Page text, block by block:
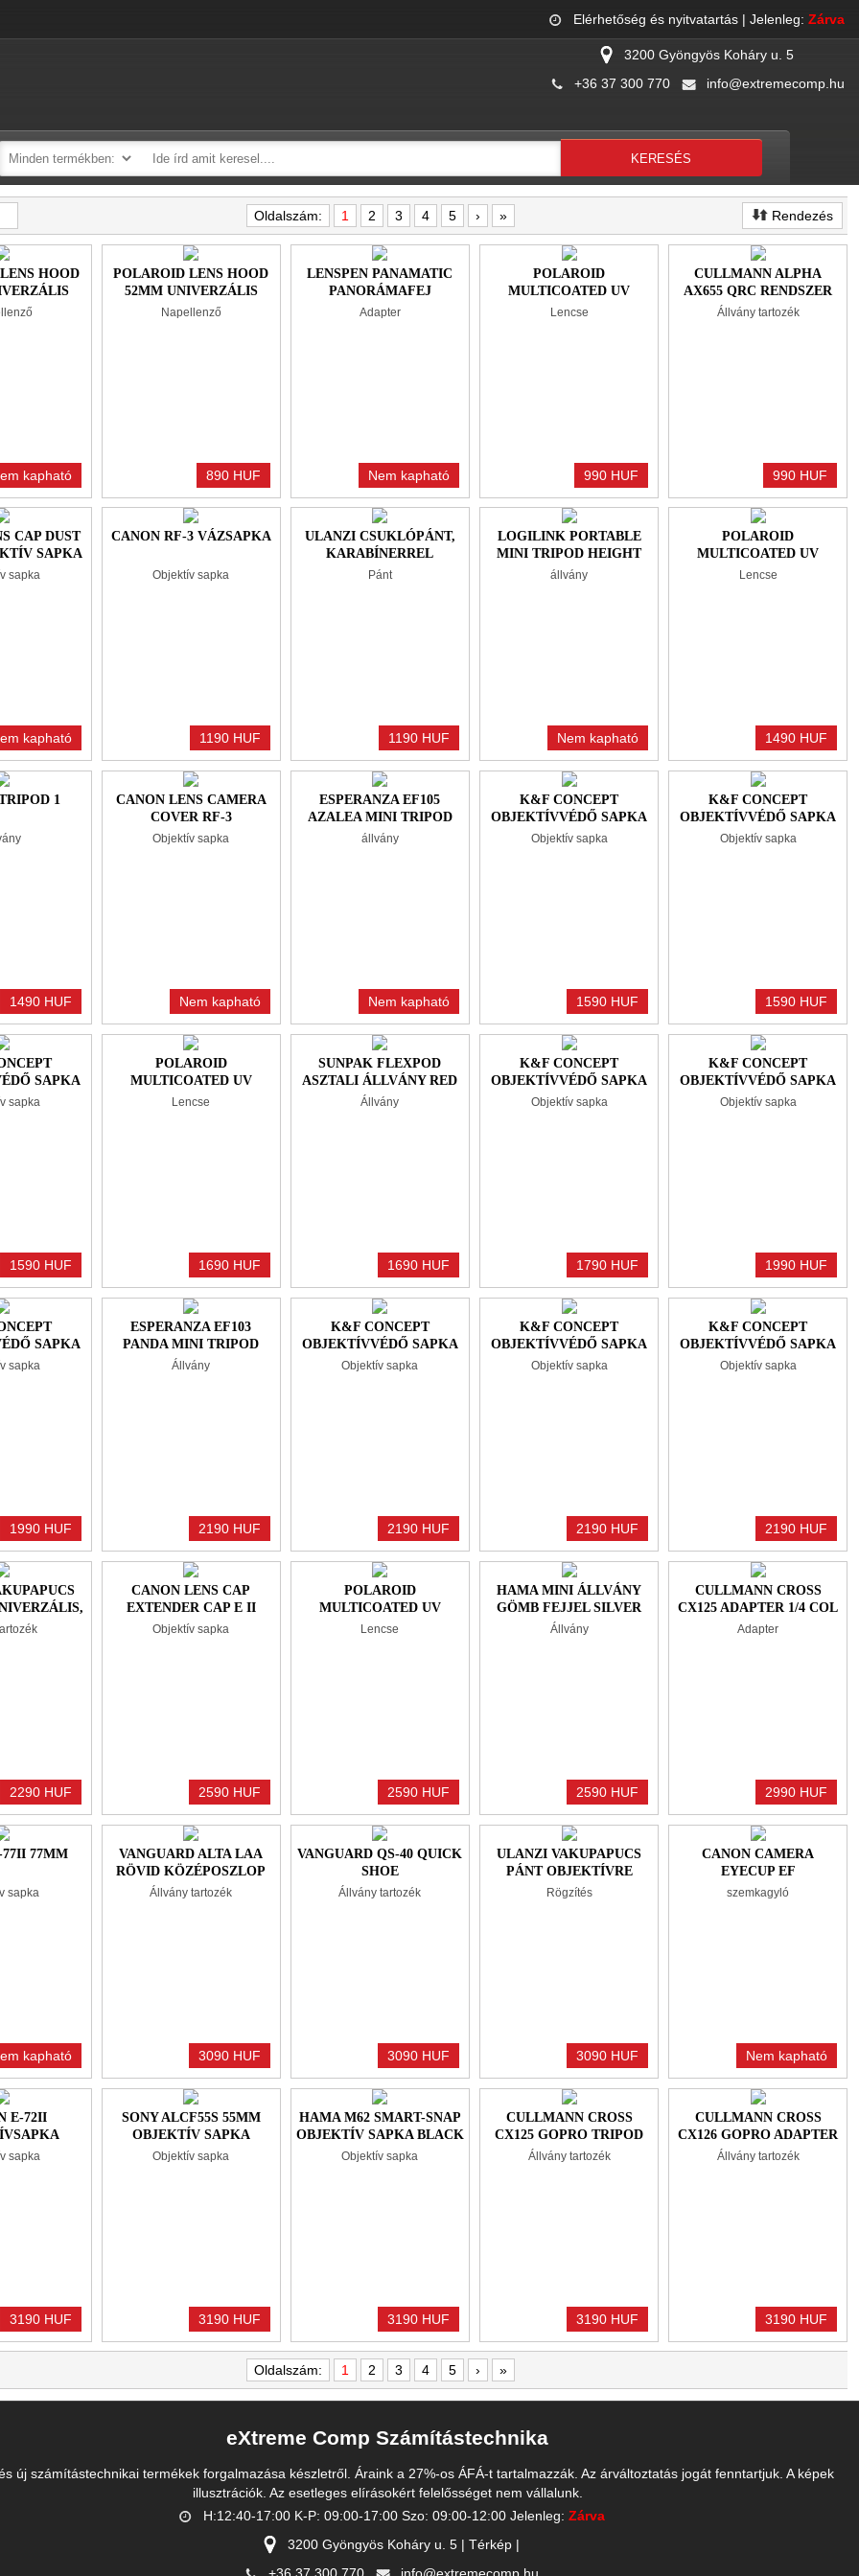
Elérhetőség és nyitvatartás | Jelenleg: Zárva
3200 Gyöngyös Koháry u. 5
+36 37 300 770
info@extremecomp.hu
Oldalszám: 1 2 3 4 5 › » Rendezés
HOOD
kapható
POLAROID LENS HOOD
52MM UNIVERZÁLIS
NAPELLENZŐ
Napellenző
890 HUF
LENSPEN PANAMATIC
PANORÁMAFEJ
Adapter
Nem kapható
POLAROID
MULTICOATED UV
SZŰRŐ 37 MM
Lencse
990 HUF
CULLMANN ALPHA
AX655 QRC RENDSZER
CSERETALP
Állvány tartozék
990 HUF
CAP DUST
SAPKA
sapka
kapható
CANON RF-3 VÁZSAPKA
Objektív sapka
1190 HUF
ULANZI CSUKLÓPÁNT,
KARABÍNERREL
Pánt
1190 HUF
LOGILINK PORTABLE
MINI TRIPOD HEIGHT
ADJUSTABLE 360°
állvány
Nem kapható
POLAROID
MULTICOATED UV
SZŰRŐ 62 MM
Lencse
1490 HUF
1
1490 HUF
CANON LENS CAMERA
COVER RF-3
FÉNYKÉPEZŐGÉP
Objektív sapka
Nem kapható
ESPERANZA EF105
AZALEA MINI TRIPOD
BLACK
állvány
Nem kapható
K&F CONCEPT
OBJEKTÍVVÉDŐ SAPKA
ZSINÓRRAL +
Objektív sapka
1590 HUF
K&F CONCEPT
OBJEKTÍVVÉDŐ SAPKA
ZSINÓRRAL +
Objektív sapka
1590 HUF
SAPKA
+
sapka
1590 HUF
POLAROID
MULTICOATED UV
SZŰRŐ 72 MM
Lencse
1690 HUF
SUNPAK FLEXPOD
ASZTALI ÁLLVÁNY RED
Állvány
1690 HUF
K&F CONCEPT
OBJEKTÍVVÉDŐ SAPKA
ZSINÓRRAL +
Objektív sapka
1790 HUF
K&F CONCEPT
OBJEKTÍVVÉDŐ SAPKA
ZSINÓRRAL +
Objektív sapka
1990 HUF
SAPKA
+
sapka
1990 HUF
ESPERANZA EF103
PANDA MINI TRIPOD
BLACK
Állvány
2190 HUF
K&F CONCEPT
OBJEKTÍVVÉDŐ SAPKA
ZSINÓRRAL +
Objektív sapka
2190 HUF
K&F CONCEPT
OBJEKTÍVVÉDŐ SAPKA
ZSINÓRRAL +
Objektív sapka
2190 HUF
K&F CONCEPT
OBJEKTÍVVÉDŐ SAPKA
ZSINÓRRAL +
Objektív sapka
2190 HUF
2290 HUF
CANON LENS CAP
EXTENDER CAP E II
OBJEKTÍV SAPKA
Objektív sapka
2590 HUF
POLAROID
MULTICOATED UV
SZŰRŐ 82 MM
Lencse
2590 HUF
HAMA MINI ÁLLVÁNY
GÖMB FEJJEL SILVER
Állvány
2590 HUF
CULLMANN CROSS
CX125 ADAPTER 1/4 COL
CSAVAR > GOPRO
Adapter
2990 HUF
77MM
sapka
kapható
VANGUARD ALTA LAA
RÖVID KÖZÉPOSZLOP
Állvány tartozék
3090 HUF
VANGUARD QS-40 QUICK
SHOE
Állvány tartozék
3090 HUF
ULANZI VAKUPAPUCS
PÁNT OBJEKTÍVRE
Rögzítés
3090 HUF
CANON CAMERA
EYECUP EF
SZEMKAGYLÓ
szemkagyló
Nem kapható
E-72II
sapka
3190 HUF
SONY ALCF55S 55MM
OBJEKTÍV SAPKA
Objektív sapka
3190 HUF
HAMA M62 SMART-SNAP
OBJEKTÍV SAPKA BLACK
Objektív sapka
3190 HUF
CULLMANN CROSS
CX125 GOPRO TRIPOD
ADAPTER
Állvány tartozék
3190 HUF
CULLMANN CROSS
CX126 GOPRO ADAPTER
PLATE BLACK
Állvány tartozék
3190 HUF
Oldalszám: 1 2 3 4 5 › »
eXtreme Comp Számítástechnika
új számítástechnikai termékek forgalmazása készletről. Áraink a 27%-os ÁFÁ-t tartalmazzák. Az árváltoztatás jogát fenntartjuk. A képek
illusztrációk. Az esetleges elírásokért felelősséget nem vállalunk.
H:12:40-17:00 K-P: 09:00-17:00 Szo: 09:00-12:00 Jelenleg: Zárva
3200 Gyöngyös Koháry u. 5 | Térkép |
+36 37 300 770
info@extremecomp.hu